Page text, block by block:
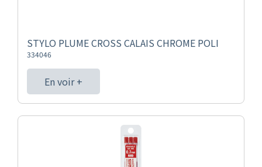
STYLO PLUME CROSS CALAIS CHROME POLI
334046
En voir +